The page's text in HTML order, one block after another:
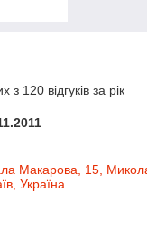
з 120 відгуків за рік
Макарова, 15,
Україна